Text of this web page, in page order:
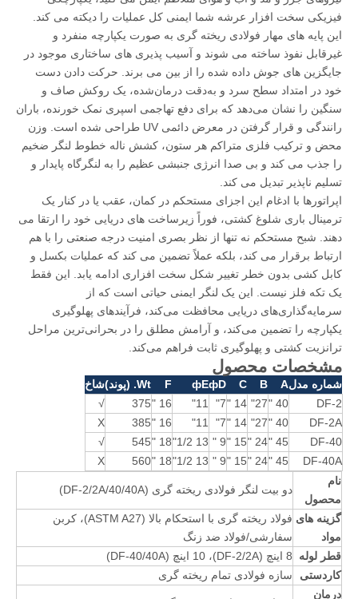
فیزیکی سخت افزار عرشه شما ایمنی کل عملیات را دیکته می کند.
این پایه های مهار فولادی ریخته گری به صورت یکپارچه منفرد و
غیرقابل نفوذ ساخته می شوند و آسیب پذیری های ساختاری موجود در
جایگزین های جوش داده شده را از بین می برند. حرکت دادن دست
خود در امتداد سطح سرد و به‌دقت درمان‌شده، یک روکش صاف و
سنگین را نشان می‌دهد که برای دفع تهاجمی اسپری نمک خورنده، باران
رانندگی و قرار گرفتن در معرض دائمی UV طراحی شده است. وزن
محض و ترکیب فلزی متراکم هر ستون، کشش ناله خطوط لنگر ضخیم
را جذب می کند و بی صدا انرژی جنبشی عظیم را به لنگرگاه پایدار و
تسلیم ناپذیر تبدیل می کند.
اپراتورها با ادغام این اجزای مستحکم در کمان، عقب یا در کنار یک
ترمینال باری شلوغ کشتی، فوراً زیرساخت های دریایی خود را ارتقا می
دهند. شبح مستحکم نه تنها از نظر بصری امنیت درجه صنعتی را با هم
ارتباط برقرار می کند، بلکه عملاً تضمین می کند که عملیات بکسل و
کابل کشی بدون خطر تغییر شکل سخت افزاری ادامه یابد. این فقط
یک تکه فلز نیست. این یک لنگر ایمنی حیاتی است که از
سرمایه‌گذاری‌های دریایی محافظت می‌کند، فرآیندهای پهلوگیری
یکپارچه را تضمین می‌کند، و آرامش مطلق را در بحرانی‌ترین مراحل
ترانزیت کشتی و پهلوگیری ثابت فراهم می‌کند.
مشخصات محصول
شماره مدلA
B
C
фD
фE
F Wt. (پوند)
شاخ
DF-2
40 "
27"
14 "
7"
11"
16 "
375
√
DF-2A
40 "
27"
14 "
7"
11"
16 "
385
X
DF-40
45 "
24 "
15 "
9 "
13 1/2"
18 "
545
√
DF-40A
45 "
24 "
15 "
9 "
13 1/2"
18 "
560
X
نام
محصول
دو بیت لنگر فولادی ریخته گری (DF-2/2A/40/40A)
گزینه های
مواد
فولاد ریخته گری با استحکام بالا (ASTM A27)، کربن
سفارشی/فولاد ضد زنگ
قطر لوله
8 اینچ (DF-2/2A)، 10 اینچ (DF-40/40A)
کاردستی
سازه فولادی تمام ریخته گری
درمان